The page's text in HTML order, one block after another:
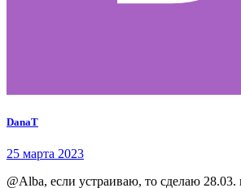
DanaT
25 марта 2023
@Alba, если устраиваю, то сделаю 28.03.